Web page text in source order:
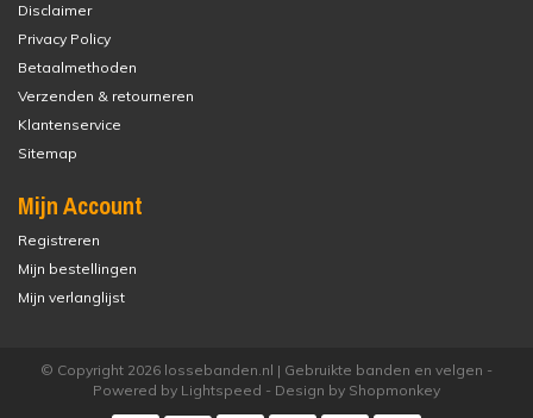
Disclaimer
Privacy Policy
Betaalmethoden
Verzenden & retourneren
Klantenservice
Sitemap
Mijn Account
Registreren
Mijn bestellingen
Mijn verlanglijst
© Copyright 2026 lossebanden.nl | Gebruikte banden en velgen -
Powered by Lightspeed - Design by Shopmonkey